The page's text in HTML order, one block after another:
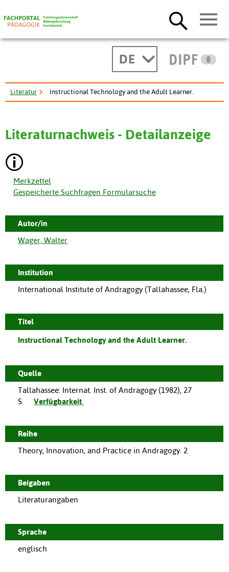
DE
Literatur Instructional Technology and the Adult Learner.
Literaturnachweis - Detailanzeige
Merkzettel
Gespeicherte Suchfragen Formularsuche
Autor/in
Wager, Walter
Institution
International Institute of Andragogy (Tallahassee, Fla.)
Titel
Instructional Technology and the Adult Learner.
Quelle
Tallahassee: Internat. Inst. of Andragogy (1982), 27
S.
Verfügbarkeit
Reihe
Theory, Innovation, and Practice in Andragogy. 2
Beigaben
Literaturangaben
Sprache
englisch